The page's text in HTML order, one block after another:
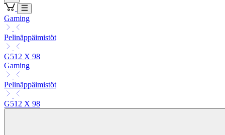
Gaming
Pelinäppäimistöt
G512 X 98
Gaming
Pelinäppäimistöt
G512 X 98